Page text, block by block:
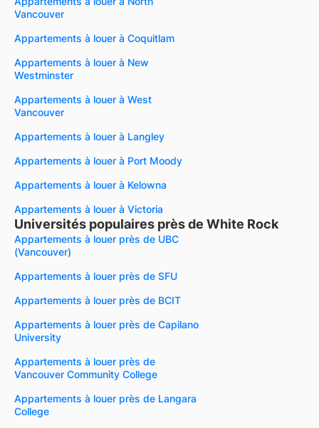
Vancouver
Appartements à louer à Coquitlam
Appartements à louer à New
Westminster
Appartements à louer à West
Vancouver
Appartements à louer à Langley
Appartements à louer à Port Moody
Appartements à louer à Kelowna
Appartements à louer à Victoria
Universités populaires près de White Rock
Appartements à louer près de UBC
(Vancouver)
Appartements à louer près de SFU
Appartements à louer près de BCIT
Appartements à louer près de Capilano
University
Appartements à louer près de
Vancouver Community College
Appartements à louer près de Langara
College